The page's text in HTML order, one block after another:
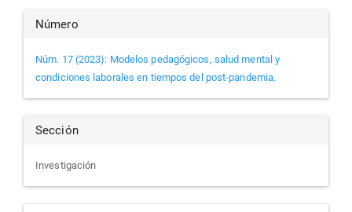
Detalles
del
artículo
Número
Núm. 17 (2023): Modelos pedagógicos, salud mental y
condiciones laborales en tiempos del post-pandemia.
Sección
Investigación